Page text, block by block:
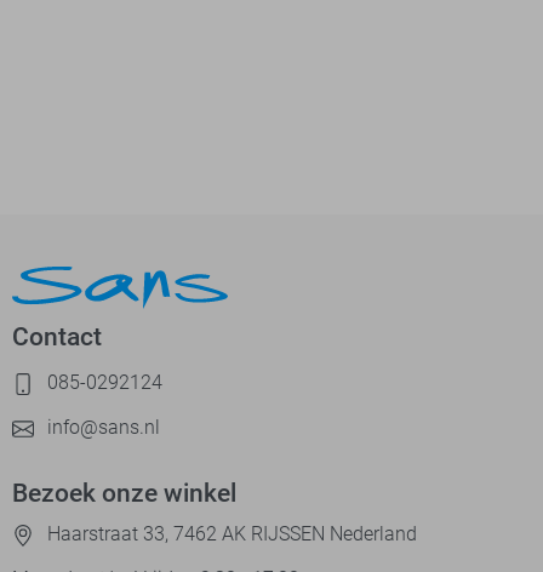
Contact
085-0292124
info@sans.nl
Bezoek onze winkel
Haarstraat 33, 7462 AK RIJSSEN Nederland